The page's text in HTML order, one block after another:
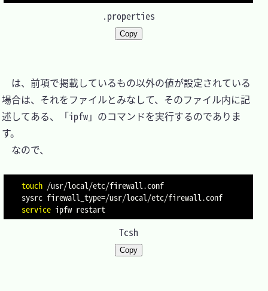
.properties
Copy
は、前項で掲載しているもの以外の値が設定されている
場合は、それをファイルとみなして、そのファイル内に記
述してある、「ipfw」のコマンドを実行するのでありま
す。
なので、
touch /usr/local/etc/firewall.conf
sysrc firewall_type=
service
Tcsh
Copy